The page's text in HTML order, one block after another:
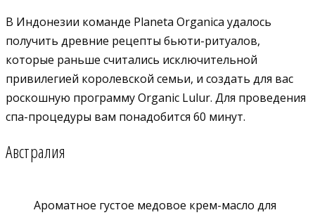
В Индонезии команде Planeta Organica удалось
получить древние рецепты бьюти-ритуалов,
которые раньше считались исключительной
привилегией королевской семьи, и создать для вас
роскошную программу Organic Lulur. Для проведения
спа-процедуры вам понадобится 60 минут.
Австралия
Ароматное густое медовое крем-масло для